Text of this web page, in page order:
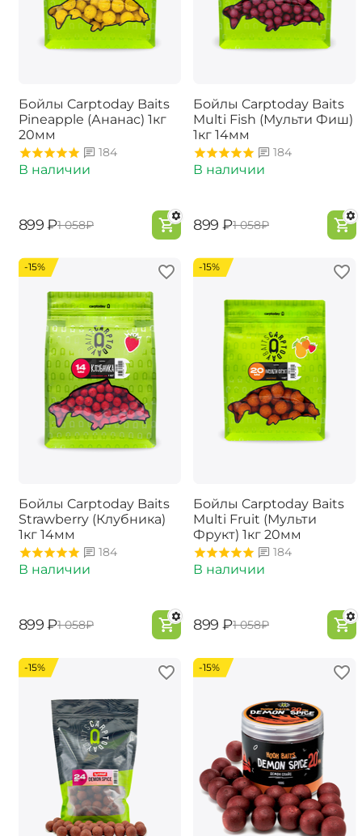
Бойлы Carptoday Baits
Pineapple (Ананас) 1кг
20мм
184
В наличии
‍899‍ ₽‍1 058‍₽
Бойлы Carptoday Baits
Multi Fish (Мульти Фиш)
1кг 14мм
184
В наличии
‍899‍ ₽‍1 058‍₽
-15%
Бойлы Carptoday Baits
Strawberry (Клубника)
1кг 14мм
184
В наличии
‍899‍ ₽‍1 058‍₽
-15%
Бойлы Carptoday Baits
Multi Fruit (Мульти
Фрукт) 1кг 20мм
184
В наличии
‍899‍ ₽‍1 058‍₽
-15% -15%